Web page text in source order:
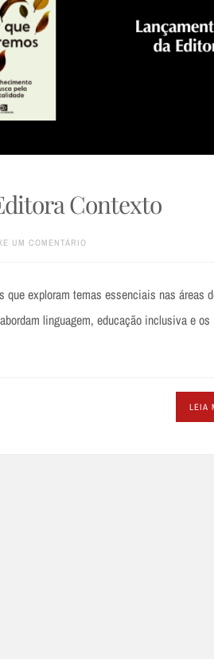
Contexto
UM COMENTÁRIO
exploram temas essenciais nas áreas
linguagem, educação inclusiva e os
LEIA